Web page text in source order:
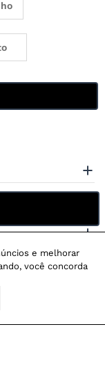
e melhorar
você concorda